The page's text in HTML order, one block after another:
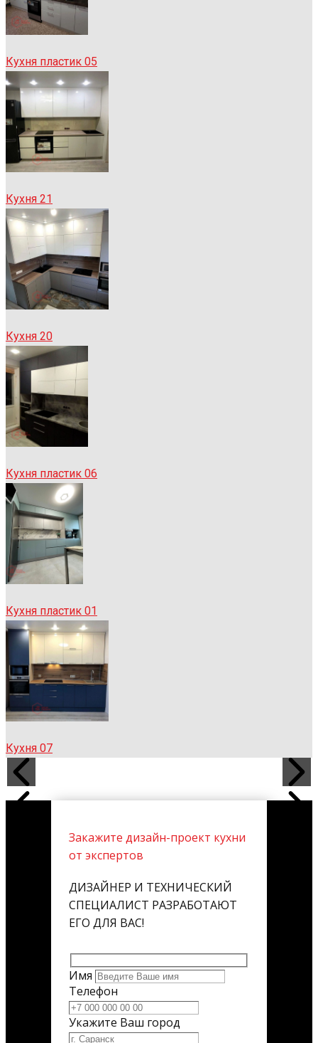
Кухня пластик 05
Кухня 21
Кухня 20
Кухня пластик 06
Кухня пластик 01
Кухня 07
Закажите дизайн-проект кухни
от экспертов
ДИЗАЙНЕР И ТЕХНИЧЕСКИЙ
СПЕЦИАЛИСТ РАЗРАБОТАЮТ
ЕГО ДЛЯ ВАС!
Имя
Телефон
Укажите Ваш город